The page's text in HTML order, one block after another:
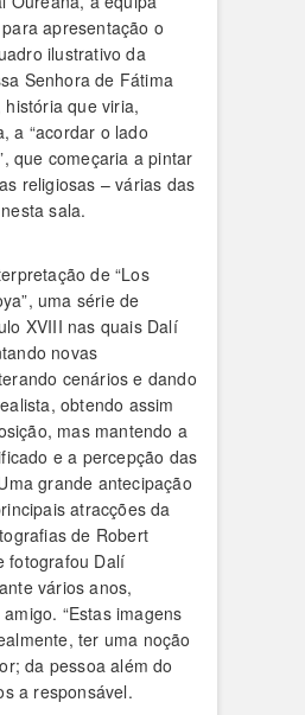
apresentação o
ilustrativo da
Senhora de Fátima
que viria,
a “acordar o lado
que começaria a pintar
religiosas – várias das
sala.
de “Los
uma série de
XVIII nas quais Dalí
novas
cenários e dando
obtendo assim
mas mantendo a
e a percepção das
grande antecipação
atracções da
de Robert
fotografou Dalí
vários anos,
“Estas imagens
ter uma noção
da pessoa além do
a responsável.